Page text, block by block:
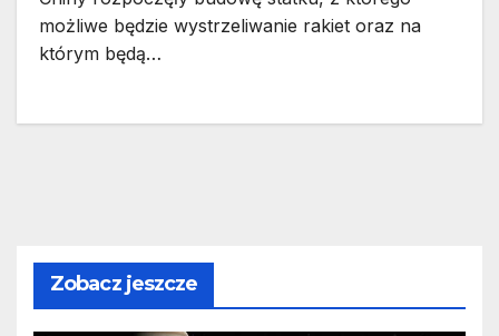
możliwe będzie wystrzeliwanie rakiet oraz na
którym będą…
Zobacz jeszcze